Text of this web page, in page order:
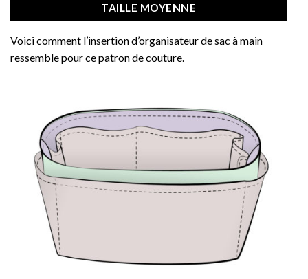
TAILLE MOYENNE
Voici comment l’insertion d’organisateur de sac à main
ressemble pour ce patron de couture.